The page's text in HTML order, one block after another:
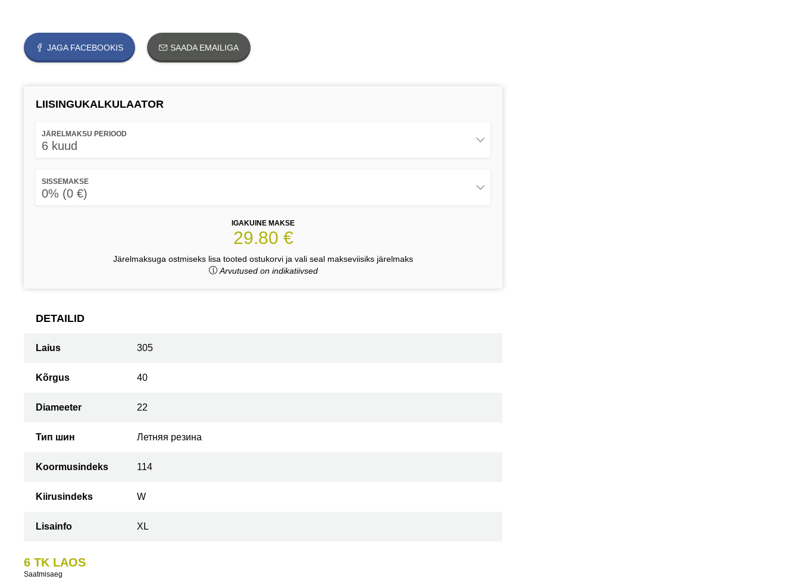
JAGA FACEBOOKIS SAADA EMAILIGA
LIISINGUKALKULAATOR
JÄRELMAKSU PERIOOD
6 kuud
SISSEMAKSE
0% (0 €)
IGAKUINE MAKSE
29.80 €
Järelmaksuga ostmiseks lisa tooted ostukorvi ja vali seal makseviisiks järelmaks
Arvutused on indikatiivsed
DETAILID
Laius 305
Kõrgus 40
Diameeter 22
Тип шин Летняя резина
Koormusindeks 114
Kiirusindeks W
Lisainfo XL
6 TK LAOS
Saatmisaeg